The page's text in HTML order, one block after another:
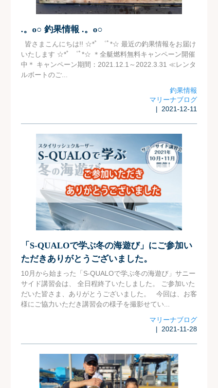
.。o○ 釣果情報 .。o○
皆さまこんにちは!! ☆*ﾟ ゜ﾟ*☆ 最近の釣果情報をお届け
いたします ☆*ﾟ ゜ﾟ*☆ ＊全艇燃料無料キャンペーン開催
中＊ キャンペーン期間：2021.12.1～2022.3.31 ≪レンタ
ルボートのご...
釣果情報
マリーナブログ
| 2021-12-11
「S-QUALOで学ぶ冬の海遊び」にご参加い
ただきありがとうございました。
10月から始まった「S-QUALOで学ぶ冬の海遊び」サニー
サイド講習会は、 全日程終了いたしました。 ご参加いた
だいた皆さま、ありがとうございました。 今回は、お客
様にご協力いただき講習会の様子を撮影せてい...
マリーナブログ
| 2021-11-28